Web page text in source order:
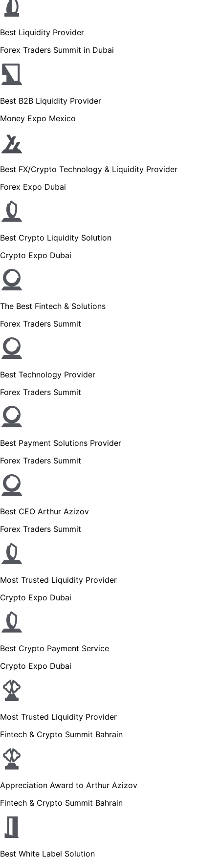
Best Liquidity Provider
Forex Traders Summit in Dubai
Best B2B Liquidity Provider
Money Expo Mexico
Best FX/Crypto Technology & Liquidity Provider
Forex Expo Dubai
Best Crypto Liquidity Solution
Crypto Expo Dubai
The Best Fintech & Solutions
Forex Traders Summit
Best Technology Provider
Forex Traders Summit
Best Payment Solutions Provider
Forex Traders Summit
Best CEO Arthur Azizov
Forex Traders Summit
Most Trusted Liquidity Provider
Crypto Expo Dubai
Best Crypto Payment Service
Crypto Expo Dubai
Most Trusted Liquidity Provider
Fintech & Crypto Summit Bahrain
Appreciation Award to Arthur Azizov
Fintech & Crypto Summit Bahrain
Best White Label Solution